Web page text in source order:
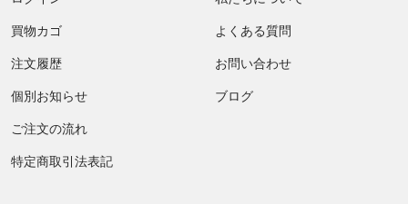
買物カゴ
注文履歴
個別お知らせ
ご注文の流れ
特定商取引法表記
よくある質問
お問い合わせ
ブログ